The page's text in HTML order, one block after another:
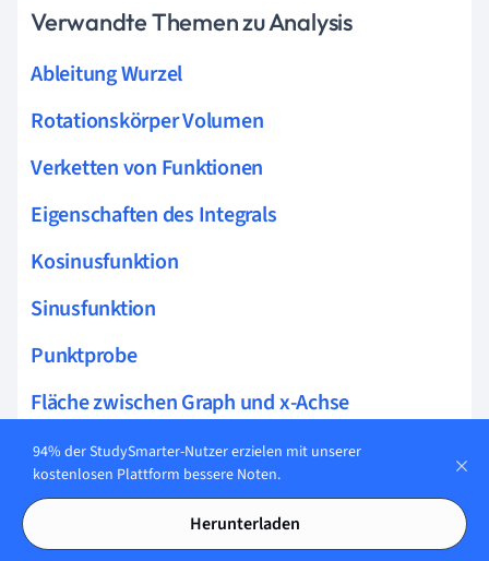
Verwandte Themen zu Analysis
Ableitung Wurzel
Rotationskörper Volumen
Verketten von Funktionen
Eigenschaften des Integrals
Kosinusfunktion
Sinusfunktion
Punktprobe
Fläche zwischen Graph und x-Achse
Newton Verfahren
Zuordnung
Exponentialfunktion integrieren
94% der StudySmarter-Nutzer erzielen mit unserer
kostenlosen Plattform bessere Noten.
Herunterladen